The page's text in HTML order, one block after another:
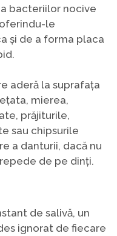
bacteriilor nocive
le
și de a forma placa
aderă la suprafața
mierea,
prăjiturile,
sau chipsurile
a danturii, dacă nu
de pe dinți.
de salivă, un
ignorat de fiecare